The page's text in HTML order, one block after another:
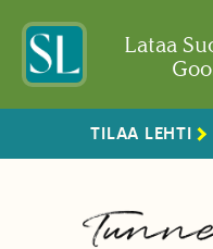
Lataa
TILAA LEHTI